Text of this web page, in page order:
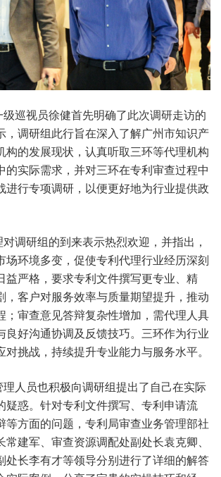
03
域
专利业务
商标业务
版权服务
04
队
专业人才
研究专著
05
例
06
讯
公司新闻
行业资讯
级巡视员徐健首先明确了此次调研走访的
，调研组此行旨在深入了解广州市知识产
构的发展现状，认真听取三环等代理机构
的实际需求，并对三环在专利审查过程中
进行专项调研，以便更好地为行业提供政
调研组的到来表示热烈欢迎，并指出，
场环境多变，促使专利代理行业经历深刻
益严格，要求专利文件撰写更专业、精
，客户对服务效率与质量期望提升，推动
；审查意见答辩复杂性增加，需代理人具
良好沟通协调及反馈技巧。三环作为行业
对挑战，持续提升专业能力与服务水平。
理人员也积极向调研组提出了自己在实际
疑惑。针对专利文件撰写、专利申请流
等方面的问题，专利局审查业务管理部社
常建军、审查资源调配处副处长袁克卿、
处长李有才等领导分别进行了详细的解答